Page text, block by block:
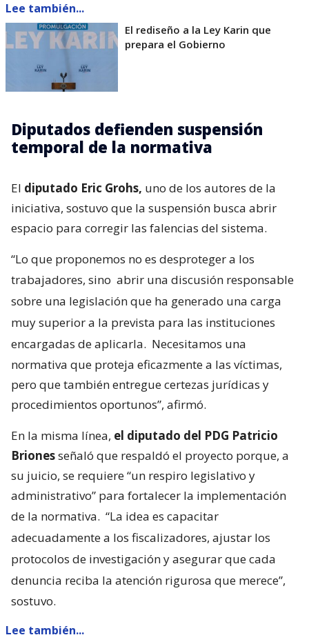
Lee también...
El rediseño a la Ley Karin que
prepara el Gobierno
Diputados defienden suspensión
temporal de la normativa
El diputado Eric Grohs, uno de los autores de la
iniciativa, sostuvo que la suspensión busca abrir
espacio para corregir las falencias del sistema.
“Lo que proponemos no es desproteger a los
trabajadores, sino abrir una discusión responsable
sobre una legislación que ha generado una carga
muy superior a la prevista para las instituciones
encargadas de aplicarla. Necesitamos una
normativa que proteja eficazmente a las víctimas,
pero que también entregue certezas jurídicas y
procedimientos oportunos”, afirmó.
En la misma línea, el diputado del PDG Patricio
Brionesseñaló que respaldó el proyecto porque, a
su juicio, se requiere “un respiro legislativo y
administrativo” para fortalecer la implementación
de la normativa. “La idea es capacitar
adecuadamente a los fiscalizadores, ajustar los
protocolos de investigación y asegurar que cada
denuncia reciba la atención rigurosa que merece”,
sostuvo.
Lee también...